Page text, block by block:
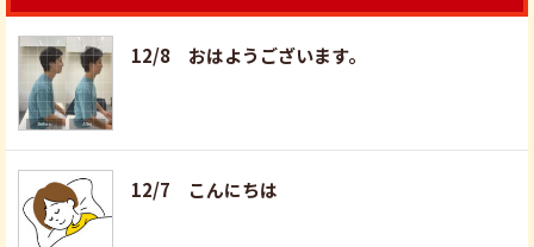
12/8 おはようございます。
12/7 こんにちは